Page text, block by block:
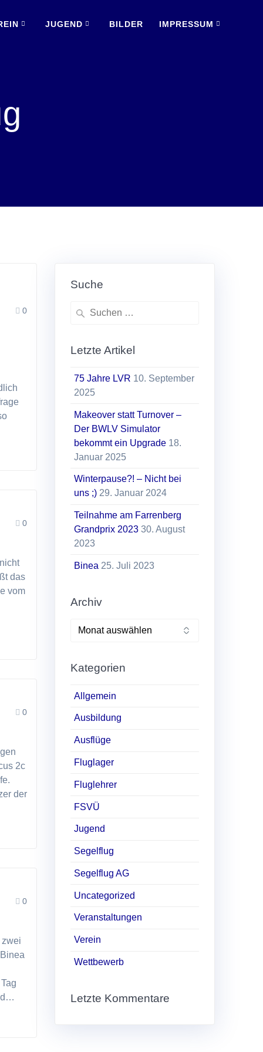
JUGEND BILDER IMPRESSUM
0
0
das
vom
0
2c
der
0
zwei
Suche
Suchen
Letzte Artikel
75 Jahre LVR 10. September
2025
Makeover statt Turnover –
Der BWLV Simulator
bekommt ein Upgrade 18.
Januar 2025
Winterpause?! – Nicht bei
uns ;) 29. Januar 2024
Teilnahme am Farrenberg
Grandprix 2023 30. August
2023
Binea 25. Juli 2023
Archiv
Archiv
Kategorien
Allgemein
Ausbildung
Ausflüge
Fluglager
Fluglehrer
FSVÜ
Jugend
Segelflug
Segelflug AG
Uncategorized
Veranstaltungen
Verein
Wettbewerb
Letzte Kommentare